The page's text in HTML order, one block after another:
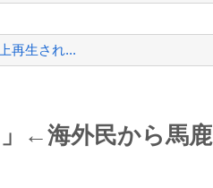
再生され...
」←海外民から馬鹿